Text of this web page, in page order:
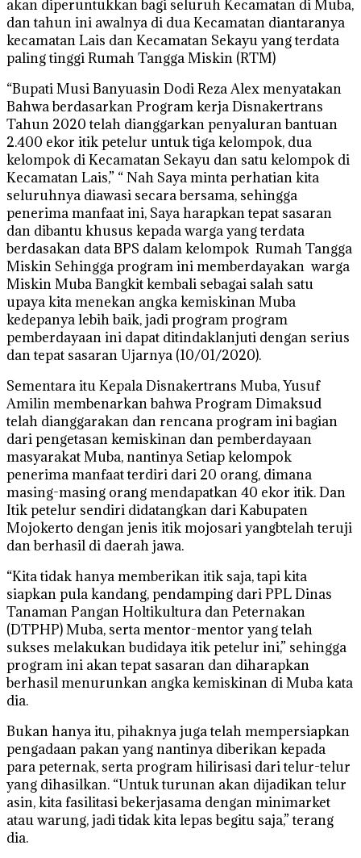
akan diperuntukkan bagi seluruh Kecamatan di Muba,
dan tahun ini awalnya di dua Kecamatan diantaranya
kecamatan Lais dan Kecamatan Sekayu yang terdata
paling tinggi Rumah Tangga Miskin (RTM)
“Bupati Musi Banyuasin Dodi Reza Alex menyatakan
Bahwa berdasarkan Program kerja Disnakertrans
Tahun 2020 telah dianggarkan penyaluran bantuan
2.400 ekor itik petelur untuk tiga kelompok, dua
kelompok di Kecamatan Sekayu dan satu kelompok di
Kecamatan Lais,” “ Nah Saya minta perhatian kita
seluruhnya diawasi secara bersama, sehingga
penerima manfaat ini, Saya harapkan tepat sasaran
dan dibantu khusus kepada warga yang terdata
berdasakan data BPS dalam kelompok Rumah Tangga
Miskin Sehingga program ini memberdayakan warga
Miskin Muba Bangkit kembali sebagai salah satu
upaya kita menekan angka kemiskinan Muba
kedepanya lebih baik, jadi program program
pemberdayaan ini dapat ditindaklanjuti dengan serius
dan tepat sasaran Ujarnya (10/01/2020).
Sementara itu Kepala Disnakertrans Muba, Yusuf
Amilin membenarkan bahwa Program Dimaksud
telah dianggarakan dan rencana program ini bagian
dari pengetasan kemiskinan dan pemberdayaan
masyarakat Muba, nantinya Setiap kelompok
penerima manfaat terdiri dari 20 orang, dimana
masing-masing orang mendapatkan 40 ekor itik. Dan
Itik petelur sendiri didatangkan dari Kabupaten
Mojokerto dengan jenis itik mojosari yangbtelah teruji
dan berhasil di daerah jawa.
“Kita tidak hanya memberikan itik saja, tapi kita
siapkan pula kandang, pendamping dari PPL Dinas
Tanaman Pangan Holtikultura dan Peternakan
(DTPHP) Muba, serta mentor-mentor yang telah
sukses melakukan budidaya itik petelur ini,” sehingga
program ini akan tepat sasaran dan diharapkan
berhasil menurunkan angka kemiskinan di Muba kata
dia.
Bukan hanya itu, pihaknya juga telah mempersiapkan
pengadaan pakan yang nantinya diberikan kepada
para peternak, serta program hilirisasi dari telur-telur
yang dihasilkan. “Untuk turunan akan dijadikan telur
asin, kita fasilitasi bekerjasama dengan minimarket
atau warung, jadi tidak kita lepas begitu saja,” terang
dia.